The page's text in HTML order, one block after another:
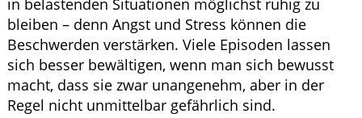
in belastenden Situationen möglichst ruhig zu
bleiben – denn Angst und Stress können die
Beschwerden verstärken. Viele Episoden lassen
sich besser bewältigen, wenn man sich bewusst
macht, dass sie zwar unangenehm, aber in der
Regel nicht unmittelbar gefährlich sind.